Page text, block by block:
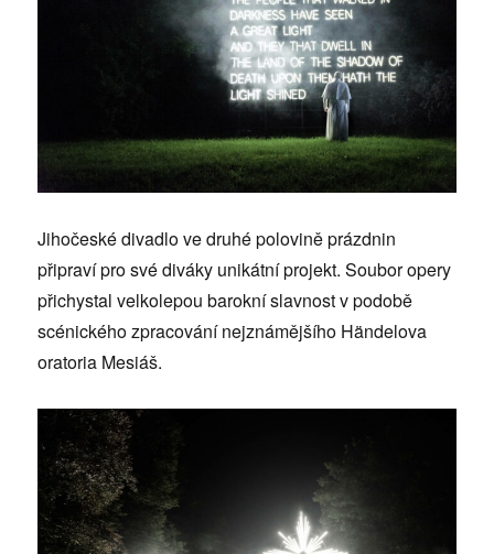
Jihočeské divadlo ve druhé polovině prázdnin
připraví pro své diváky unikátní projekt. Soubor opery
přichystal velkolepou barokní slavnost v podobě
scénického zpracování nejznámějšího Händelova
oratoria Mesiáš.